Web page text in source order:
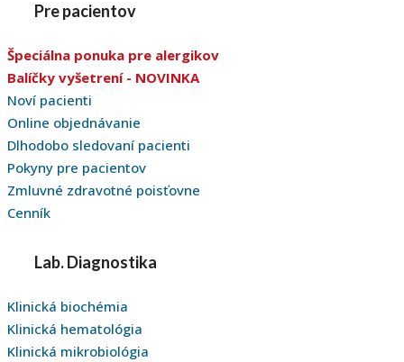
Pre pacientov
Špeciálna ponuka pre alergikov
Balíčky vyšetrení - NOVINKA
Noví pacienti
Online objednávanie
Dlhodobo sledovaní pacienti
Pokyny pre pacientov
Zmluvné zdravotné poisťovne
Cenník
Lab. Diagnostika
Klinická biochémia
Klinická hematológia
Klinická mikrobiológia